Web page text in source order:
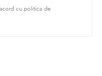
cu politica de